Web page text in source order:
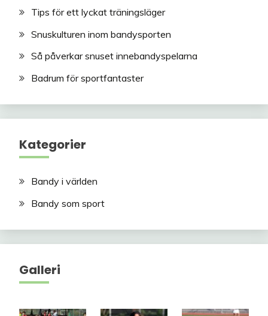
Tips för ett lyckat träningsläger
Snuskulturen inom bandysporten
Så påverkar snuset innebandyspelarna
Badrum för sportfantaster
Kategorier
Bandy i världen
Bandy som sport
Galleri